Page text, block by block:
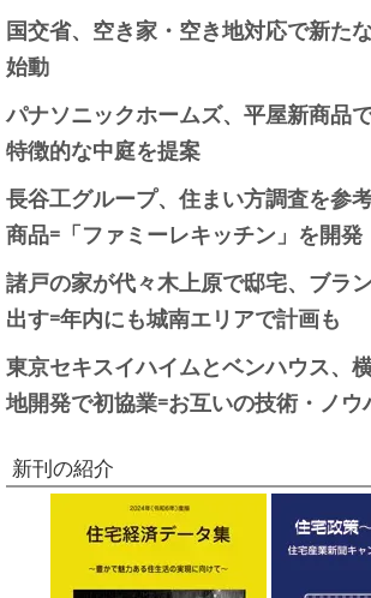
国交省、空き家・空き地対応で新た
始動
パナソニックホームズ、平屋新商品
特徴的な中庭を提案
長谷工グループ、住まい方調査を参
商品=「ファミーレキッチン」を開発
諸戸の家が代々木上原で邸宅、ブラ
出す=年内にも城南エリアで計画も
東京セキスイハイムとベンハウス、
地開発で初協業=お互いの技術・ノウ
新刊の紹介